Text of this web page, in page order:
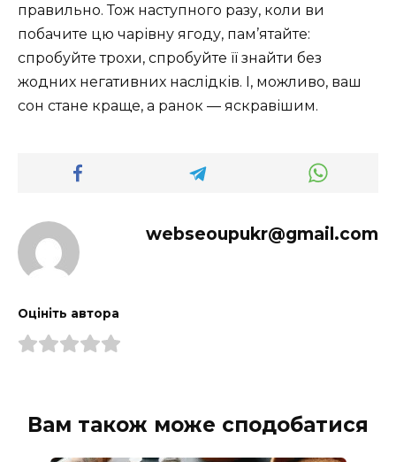
правильно. Тож наступного разу, коли ви
побачите цю чарівну ягоду, пам’ятайте:
спробуйте трохи, спробуйте її знайти без
жодних негативних наслідків. І, можливо, ваш
сон стане краще, а ранок — яскравішим.
webseoupukr@gmail.com
Оцініть автора
Вам також може сподобатися